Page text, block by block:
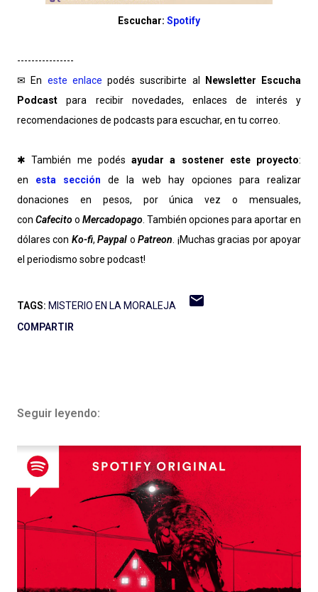
Escuchar: Spotify
----------------
✉ En este enlace podés suscribirte al
Newsletter Escucha
Podcast para recibir novedades, enlaces de interés y
recomendaciones de podcasts para escuchar, en tu correo.
✱ También me podés ayudar a sostener este proyecto:
en esta sección de la web hay opciones para realizar
donaciones en pesos, por única vez o mensuales,
con Cafecitoo Mercadopago. También opciones para aportar en
dólares con Ko-fi,Paypal oPatreon. ¡Muchas gracias por apoyar
el periodismo sobre podcast!
TAGS: MISTERIO EN LA MORALEJA
COMPARTIR
Seguir leyendo: